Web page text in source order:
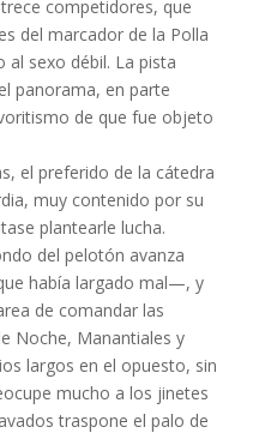
competidores, que
del marcador de la Polla
al sexo débil. La pista
panorama, en parte
de que fue objeto
el preferido de la cátedra
muy contenido por su
plantearle lucha.
del pelotón avanza
había largado mal—, y
de comandar las
Noche, Manantiales y
largos en el opuesto, sin
mucho a los jinetes
traspone el palo de